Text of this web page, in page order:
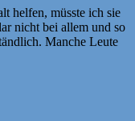
helfen, müsste ich sie
nicht bei allem und so
Manche Leute